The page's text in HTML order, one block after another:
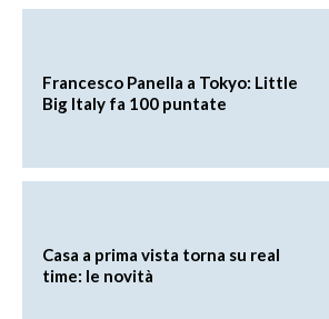
Francesco Panella a Tokyo: Little
Big Italy fa 100 puntate
Casa a prima vista torna su real
time: le novità